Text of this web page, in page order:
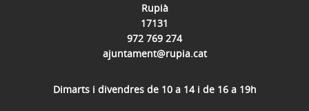
Rupià
17131
972 769 274
ajuntament@rupia.cat
Dimarts i divendres de 10 a 14 i de 16 a 19h